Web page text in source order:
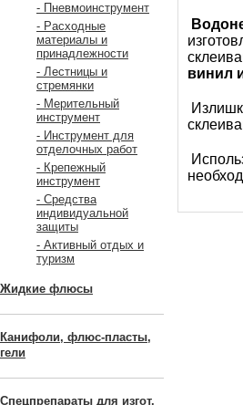
- Пневмоинструмент
- Расходные
материалы и
принадлежности
- Лестницы и
стремянки
- Мерительный
инструмент
- Инструмент для
отделочных работ
- Крепежный
инструмент
- Средства
индивидуальной
защиты
- Активный отдых и
туризм
Жидкие флюсы
Канифоли, флюс-пласты,
гели
Спецпрепараты для изгот.
винил